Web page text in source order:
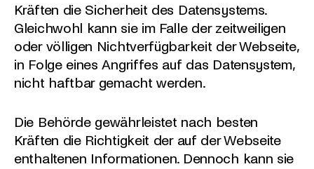
Kräften die Sicherheit des Datensystems.
Gleichwohl kann sie im Falle der zeitweiligen
oder völligen Nichtverfügbarkeit der Webseite,
in Folge eines Angriffes auf das Datensystem,
nicht haftbar gemacht werden.
Die Behörde gewährleistet nach besten
Kräften die Richtigkeit der auf der Webseite
enthaltenen Informationen. Dennoch kann sie